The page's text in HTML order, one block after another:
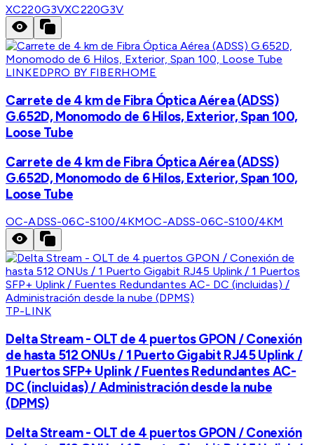
XC220G3VXC220G3V
LINKEDPRO BY FIBERHOME
Carrete de 4 km de Fibra Óptica Aérea (ADSS)
G.652D, Monomodo de 6 Hilos, Exterior, Span 100,
Loose Tube
Carrete de 4 km de Fibra Óptica Aérea (ADSS)
G.652D, Monomodo de 6 Hilos, Exterior, Span 100,
Loose Tube
OC-ADSS-06C-S100/4KMOC-ADSS-06C-S100/4KM
TP-LINK
Delta Stream - OLT de 4 puertos GPON / Conexión
de hasta 512 ONUs / 1 Puerto Gigabit RJ45 Uplink /
1 Puertos SFP+ Uplink / Fuentes Redundantes AC-
DC (incluidas) / Administración desde la nube
(DPMS)
Delta Stream - OLT de 4 puertos GPON / Conexión